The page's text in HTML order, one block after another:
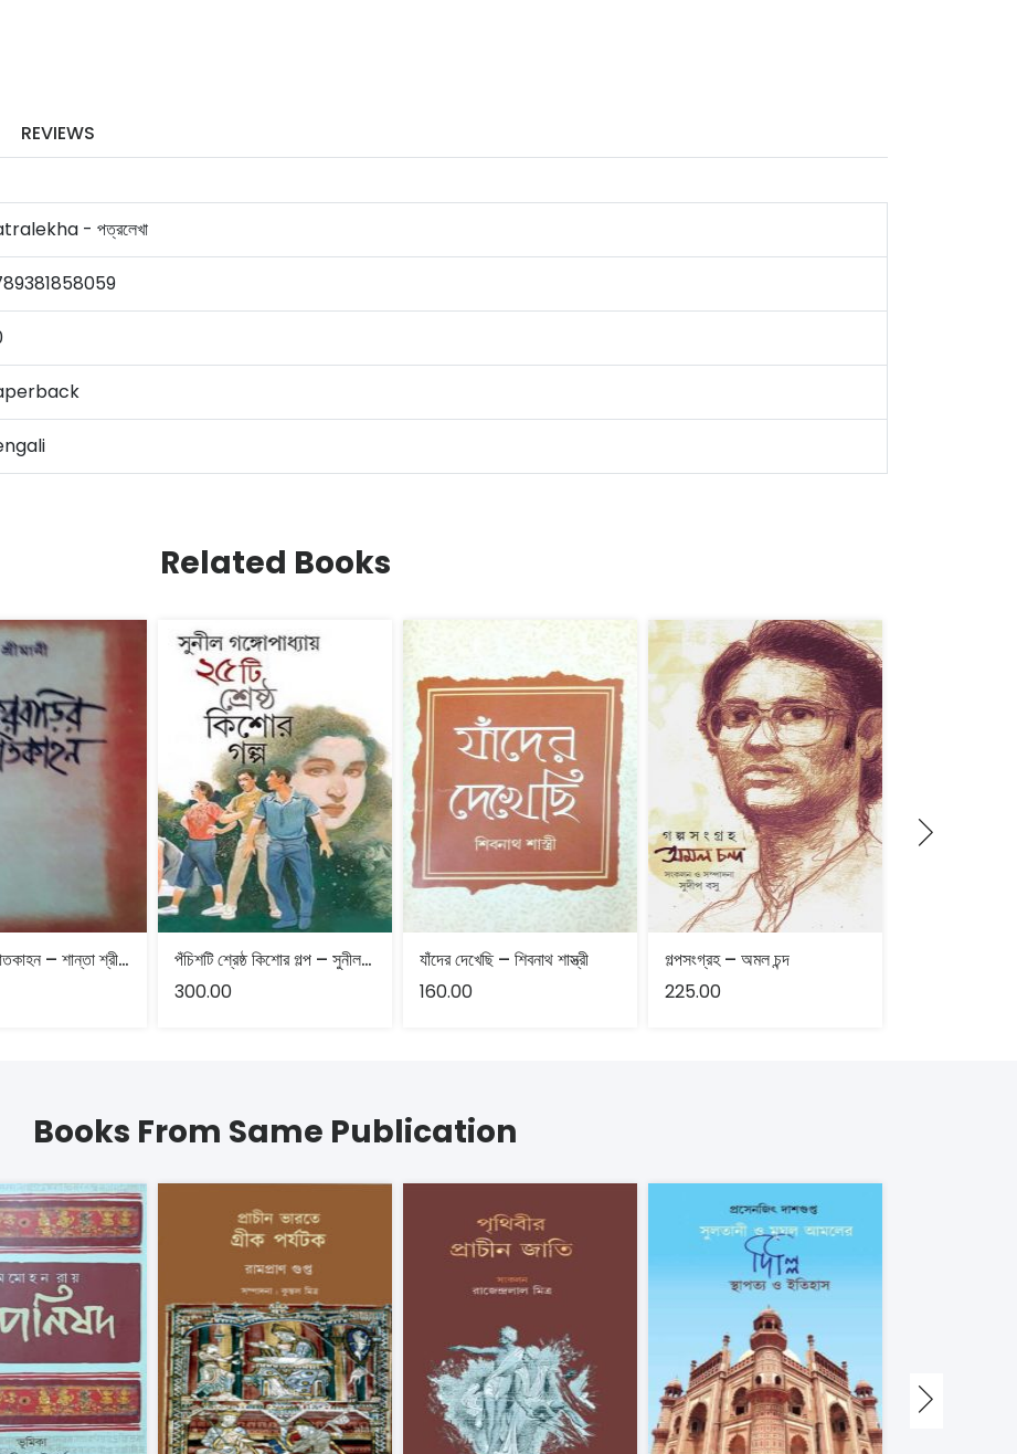
REVIEWS
- পত্রলেখা
Related Books
ঠাকুরবাড়ির সাতকাহন – শান্তা শ্রীমানী
পঁচিশটি শ্রেষ্ঠ কিশোর গল্প – সুনীল গঙ্গোপাধ্যায়
300.00
যাঁদের দেখেছি – শিবনাথ শাস্ত্রী
160.00
গল্পসংগ্রহ – অমল চন্দ
225.00
Books From Same Publication